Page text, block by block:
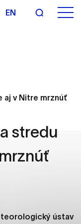
EN
aj v Nitre mrznúť
stredu
ústav
aktivite a
k tomu, aby
povoliť
funkcie,